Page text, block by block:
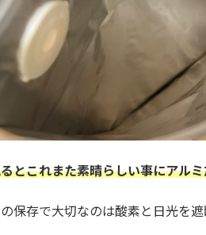
とこれまた素晴らしい事にアル
保存で大切なのは酸素と日光を